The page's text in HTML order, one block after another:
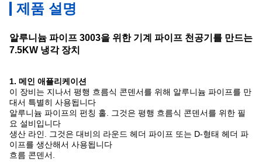
제품 설명
알루니늄 파이프 3003을 위한 기계 파이프 천공기를 만드는
7.5KW 냉각 장치
1. 메인 애플리케이션
이 장비는 지나서 평행 흐름식 콘덴서를 위해 알루니늄 파이프를 만
대서 특별히 사용됩니다
알루니늄 파이프의 펀칭 홀. 그것은 평행 흐름식 콘덴서를 위한 필
요 설비입니다
생산 라인. 그것은 대비의 라운드 헤더 파이프 또는 D-형태 헤더 파
이프를 생산해서 사용됩니다
흐름 콘덴서.